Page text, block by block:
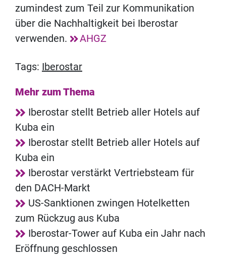
zumindest zum Teil zur Kommunikation
über die Nachhaltigkeit bei Iberostar
verwenden.
AHGZ
Tags: Iberostar
Mehr zum Thema
Iberostar stellt Betrieb aller Hotels auf
Kuba ein
Iberostar stellt Betrieb aller Hotels auf
Kuba ein
Iberostar verstärkt Vertriebsteam für
den DACH-Markt
US-Sanktionen zwingen Hotelketten
zum Rückzug aus Kuba
Iberostar-Tower auf Kuba ein Jahr nach
Eröffnung geschlossen